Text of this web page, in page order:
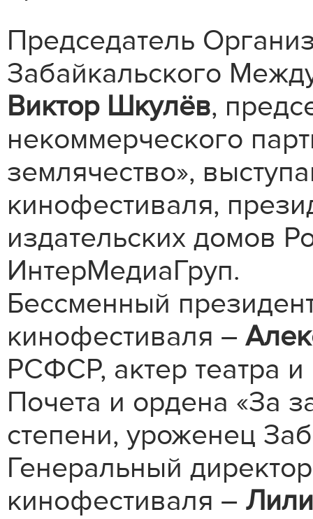
Председатель
Забайкальского
Виктор Шкулёв,
некоммерческого
землячество»,
кинофестиваля,
издательских домов
ИнтерМедиаГруп.
Бессменный
кинофестиваля –
РСФСР, актер театра
Почета и ордена «За
степени, уроженец
Генеральный
кинофестиваля –